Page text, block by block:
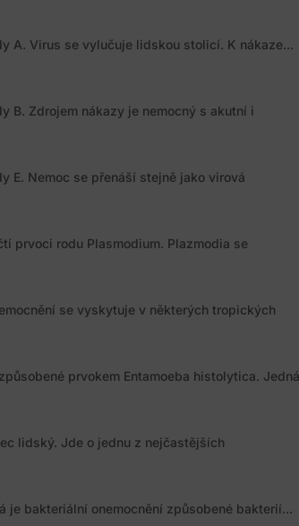
A. Virus se vylučuje lidskou stolicí. K nákaze...
B. Zdrojem nákazy je nemocný s akutní i
E. Nemoc se přenáší stejně jako virová
prvoci rodu Plasmodium. Plazmodia se
se vyskytuje v některých tropických
prvokem Entamoeba histolytica. Jedná
lidský. Jde o jednu z nejčastějších
je bakteriální onemocnění způsobené bakterií...